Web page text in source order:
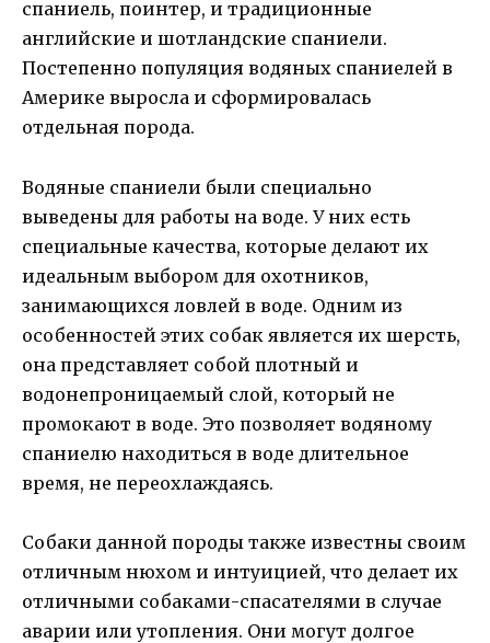
спаниель, поинтер, и традиционные
английские и шотландские спаниели.
Постепенно популяция водяных спаниелей в
Америке выросла и сформировалась
отдельная порода.
Водяные спаниели были специально
выведены для работы на воде. У них есть
специальные качества, которые делают их
идеальным выбором для охотников,
занимающихся ловлей в воде. Одним из
особенностей этих собак является их шерсть,
она представляет собой плотный и
водонепроницаемый слой, который не
промокают в воде. Это позволяет водяному
спаниелю находиться в воде длительное
время, не переохлаждаясь.
Собаки данной породы также известны своим
отличным нюхом и интуицией, что делает их
отличными собаками-спасателями в случае
аварии или утопления. Они могут долгое